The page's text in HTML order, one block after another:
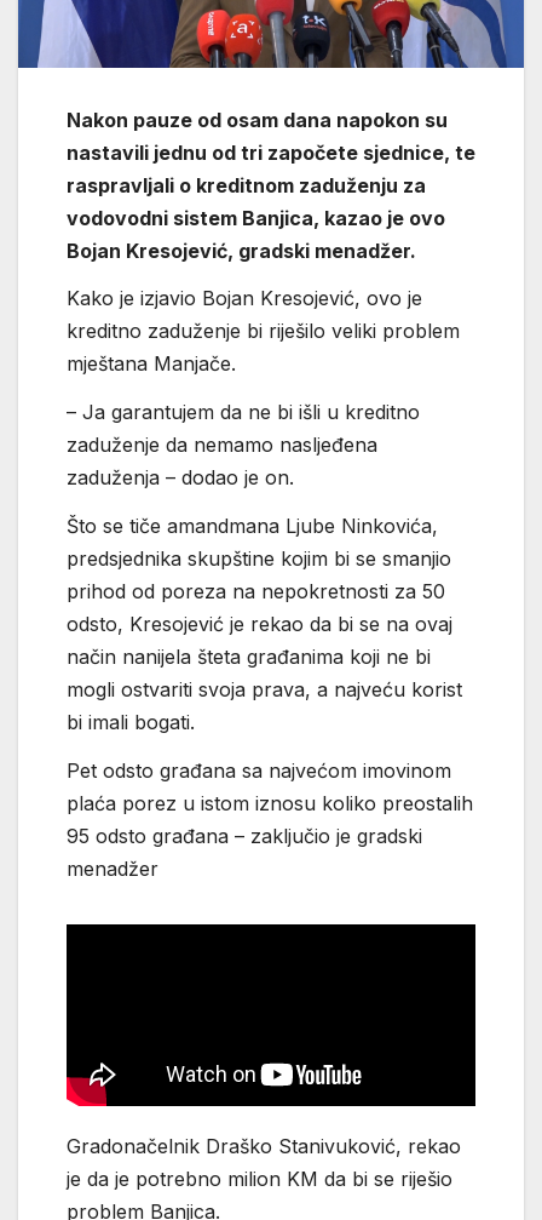
Nakon pauze od osam dana napokon su
nastavili jednu od tri započete sjednice, te
raspravljali o kreditnom zaduženju za
vodovodni sistem Banjica, kazao je ovo
Bojan Kresojević, gradski menadžer.
Kako je izjavio Bojan Kresojević, ovo je
kreditno zaduženje bi riješilo veliki problem
mještana Manjače.
– Ja garantujem da ne bi išli u kreditno
zaduženje da nemamo nasljeđena
zaduženja – dodao je on.
Što se tiče amandmana Ljube Ninkovića,
predsjednika skupštine kojim bi se smanjio
prihod od poreza na nepokretnosti za 50
odsto, Kresojević je rekao da bi se na ovaj
način nanijela šteta građanima koji ne bi
mogli ostvariti svoja prava, a najveću korist
bi imali bogati.
Pet odsto građana sa najvećom imovinom
plaća porez u istom iznosu koliko preostalih
95 odsto građana – zaključio je gradski
menadžer
Gradonačelnik Draško Stanivuković, rekao
je da je potrebno milion KM da bi se riješio
problem Banjica.